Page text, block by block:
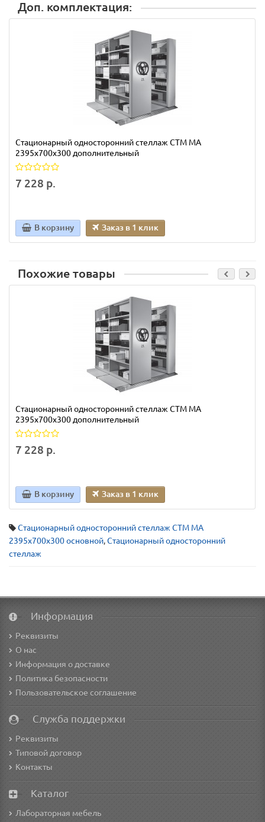
Доп. комплектация:
Стационарный односторонний стеллаж СТМ МА
2395х700х300 дополнительный
7 228 р.
В корзину Заказ в 1 клик
Похожие товары
Стационарный односторонний стеллаж СТМ МА
2395х700х300 дополнительный
7 228 р.
В корзину Заказ в 1 клик
Стационарный односторонний стеллаж СТМ МА
2395х700х300 основной,Стационарный односторонний
стеллаж
Информация
Реквизиты
О нас
Информация о доставке
Политика безопасности
Пользовательское соглашение
Служба поддержки
Реквизиты
Типовой договор
Контакты
Каталог
Лабораторная мебель